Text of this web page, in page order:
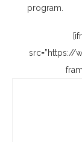
program.
src=”https://